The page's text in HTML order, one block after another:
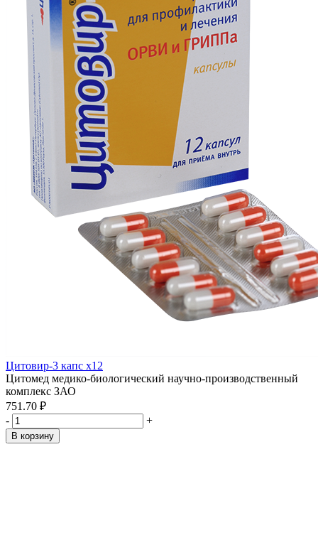
Цитовир-3 капс x12
Цитомед медико-биологический научно-производственный
комплекс ЗАО
751.70 ₽
-
+
В корзину